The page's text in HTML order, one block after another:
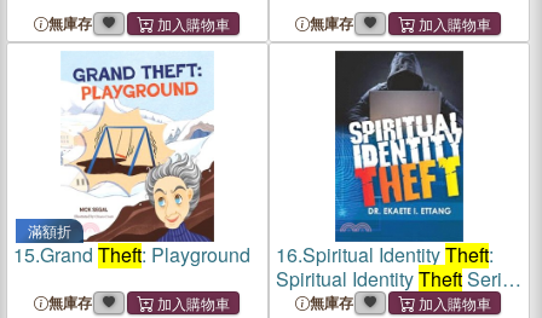
無庫存 無庫存
滿額折
15.Grand Theft: Playground
無庫存
16.Spiritual IdentityTheft:
Spiritual IdentityTheftSeries
- Volume 1
無庫存